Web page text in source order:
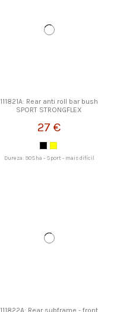
111821A: Rear anti roll bar bush
SPORT STRONGFLEX
27 €
Dureza: 90Sha - Sport - mais difícil
111822A: Rear subframe - front